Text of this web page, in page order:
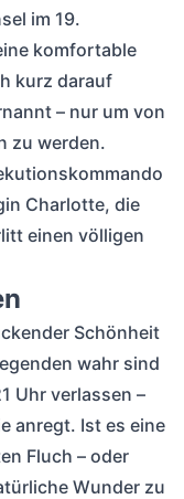
im 19.
komfortable
kurz darauf
– nur um von
zu werden.
Charlotte, die
einen völligen
Schönheit
wahr sind
Uhr verlassen –
anregt. Ist es eine
Fluch – oder
Wunder zu